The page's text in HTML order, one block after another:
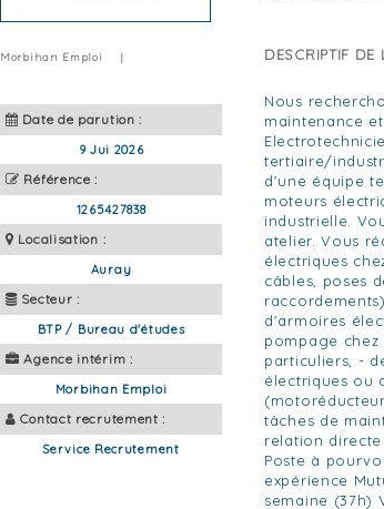
Morbihan Emploi |
Date de parution :
9 Jui 2026
Référence :
1265427838
Localisation :
Auray
Secteur :
BTP / Bureau d'études
Agence intérim :
Morbihan Emploi
Contact recrutement :
Service Recrutement
DESCRIPTIF DE
Nous
maintenance
tertiaire/
d'une équipe
moteurs
industrielle.
atelier. Vous
électriques
câbles, poses
d'armoires
pompage
particuliers, -
électriques ou
tâches de
relation directe
Poste à
expérience
semaine (37h)